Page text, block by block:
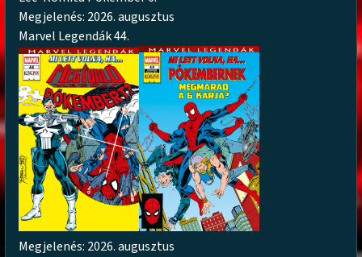
Megjelenés: 2026. augusztus
Marvel Legendák 44.
Megjelenés: 2026. augusztus